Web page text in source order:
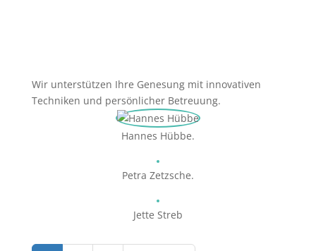
Wir unterstützen Ihre Genesung mit innovativen
Techniken und persönlicher Betreuung.
Hannes Hübbe.
Petra Zetzsche.
Jette Streb